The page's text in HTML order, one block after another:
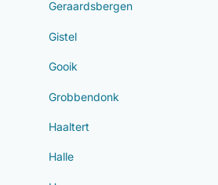
Geraardsbergen
Gistel
Gooik
Grobbendonk
Haaltert
Halle